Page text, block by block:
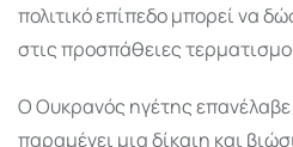
πολιτικό επίπεδο μπορεί να
στις προσπάθειες
Ο Ουκρανός ηγέτης επανέλαβε
παραμένει μια δίκαιη και